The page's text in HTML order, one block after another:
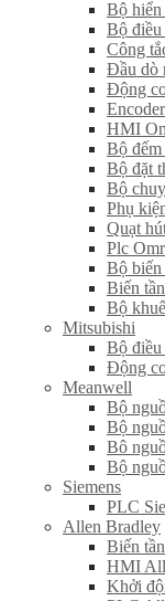
Bộ
Bộ điều
Công
Đầu dò
Động
HMI
Bộ
Bộ đặt
Bộ
Phụ
Quạt
Plc
Bộ biến
Biến
Bộ
Mitsubishi
Bộ
Động
Meanwell
Bộ
Bộ
Bô
Bộ
Siemens
PLC
Allen Bradley
Biến
HMI
Khởi